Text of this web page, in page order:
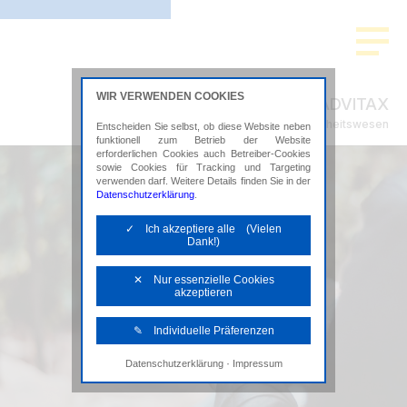
ADVITAX
Steuerberatung im Gesundheitswesen
WIR VERWENDEN COOKIES
Entscheiden Sie selbst, ob diese Website neben
funktionell zum Betrieb der Website
erforderlichen Cookies auch Betreiber-Cookies
sowie Cookies für Tracking und Targeting
verwenden darf. Weitere Details finden Sie in der
Datenschutzerklärung
✓ Ich akzeptiere alle (Vielen
Dank!)
✕ Nur essenzielle Cookies
akzeptieren
✎ Individuelle Präferenzen
Notwendige Cookies
Diese Cookies sind erforderlich, um die
Datenschutzerklärung· Impressum